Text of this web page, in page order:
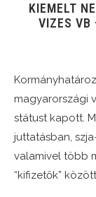
KIEMELT
VIZES VB
magyarországi
státust kapott.
juttatásban,
valamivel több
“kifizetők”